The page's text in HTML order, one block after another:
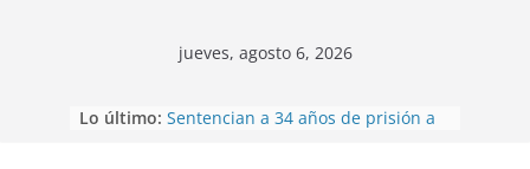
jueves, agosto 6, 2026
Lo último: Sentencian a 34 años de prisión a